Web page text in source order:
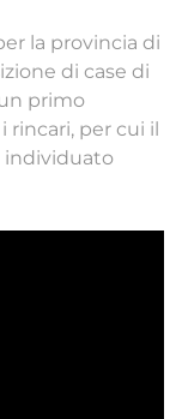
la provincia di
di case di
primo
per cui il
individuato